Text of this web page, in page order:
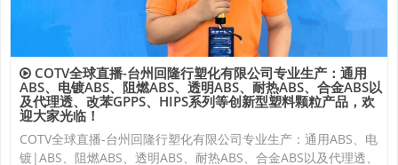
COTV全球直播-台州回隆行塑化有限公司专业生产：通用
ABS、电镀ABS、阻燃ABS、透明ABS、耐热ABS、合金ABS以
及代理透、改苯GPPS、HIPS系列等创新型塑料颗粒产品，欢
迎大家光临！
COTV全球直播-台州回隆行塑化有限公司专业生产：通用ABS、电
镀|ABS、阻燃ABS、透明ABS、耐热ABS、合金ABS以及代理透、